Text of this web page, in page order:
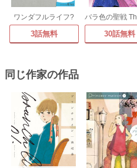
ワンダフルライフ?
3話無料 30話無料
同じ作家の作品